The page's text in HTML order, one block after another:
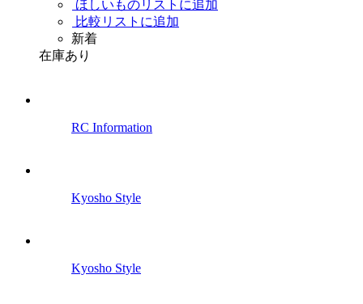
ほしいものリストに追加
比較リストに追加
新着
在庫あり
RC Information
Kyosho Style
Kyosho Style